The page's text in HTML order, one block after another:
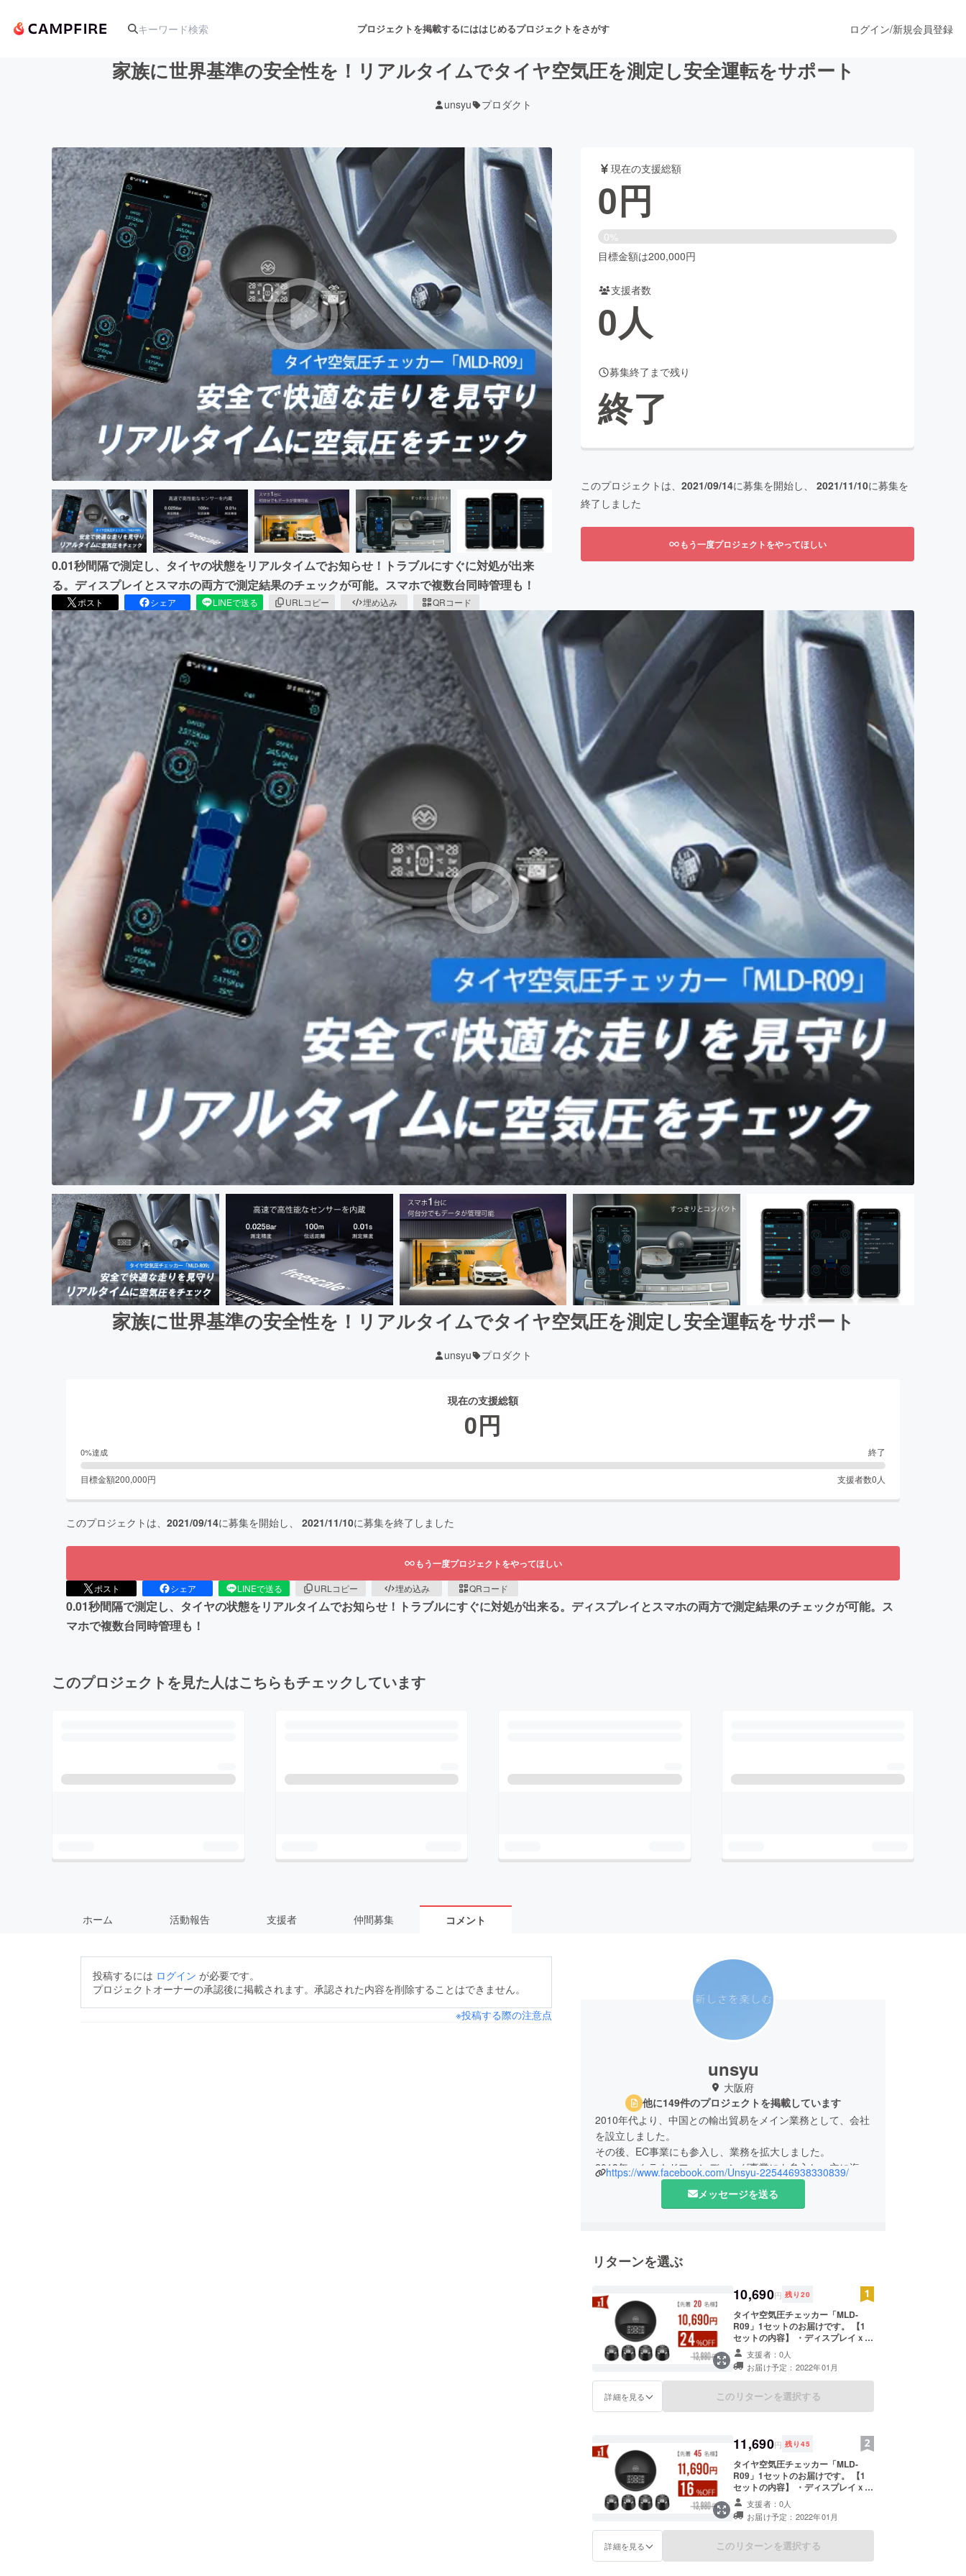
プロジェクトを掲載するにははじめるプロジェクトをさがす
アート・写真 音楽 舞台・パフォーマンス
テクノロジー・ガジェット ゲーム・サービス開発 フード・飲食店
映像・映画 書籍・雑誌出版 アニメ・漫画
ビジネス・起業 チャレンジ ビューティー・ヘルスケア
まちづくり・地域活性化
CAMPFIRE for Social GoodCAMPFIRE Creation
CAMPFIREふるさと納税machi-yaコミュニティ
ログイン/新規会員登録
家族に世界基準の安全性を！リアルタイムでタイヤ空気圧を測定し安全運転をサポート
unsyu プロダクト
0.01秒間隔で測定し、タイヤの状態をリアルタイムでお知らせ！トラブルにすぐに対処が出来
る。ディスプレイとスマホの両方で測定結果のチェックが可能。スマホで複数台同時管理も！
ポスト シェア LINEで送る URLコピー 埋め込み QRコード
現在の支援総額
0円
0%
目標金額は200,000円
支援者数
0人
募集終了まで残り
終了
このプロジェクトは、 2021/09/14に募集を開始し、 2021/11/10に募集を
終了しました
もう一度プロジェクトをやってほしい
家族に世界基準の安全性を！リアルタイムでタイヤ空気圧を測定し安全運転をサポート
unsyu プロダクト
現在の支援総額
0円
0%達成 終了
目標金額200,000円 支援者数0 人
このプロジェクトは、 2021/09/14に募集を開始し、 2021/11/10に募集を終了しました
もう一度プロジェクトをやってほしい
ポスト シェア LINEで送る URLコピー 埋め込み QRコード
0.01秒間隔で測定し、タイヤの状態をリアルタイムでお知らせ！トラブルにすぐに対処が出来る。ディスプレイとスマホの両方で測定結果のチェックが可能。ス
マホで複数台同時管理も！
このプロジェクトを見た人はこちらもチェックしています
ホーム 活動報告 支援者 仲間募集 コメント
投稿するには ログイン が必要です。
プロジェクトオーナーの承認後に掲載されます。承認された内容を削除することはできません。
※投稿する際の注意点
unsyu
大阪府
他に149件のプロジェクトを掲載しています
2010年代より、中国との輸出貿易をメイン業務として、会社
を設立しました。
その後、EC事業にも参入し、業務を拡大しました。
2018年、クラウドファンディング事業にも参入し、主に海外
から斬新なる高品質電子製品を日本へ輸入し、日本のお客様
https://www.facebook.com/Unsyu-225446938330839/
メッセージを送る
リターンを選ぶ
10,690円 残り 20
タイヤ空気圧チェッカー「MLD-
R09」1セットのお届けです。 【1
セットの内容】 ・ディスプレイｘ1
・外付けセンサーｘ4 ・ボタン電池
ｘ4 ・防犯ナットｘ4 ・レンチｘ1
・ストラップｘ1 ・充電ケーブルｘ
1 ・マグネットシールｘ1 ・取扱説
明書ｘ1 ※お届け時期は、生産、配
関しましては一部変更になる可能性
もございます。ご了承ください。
支援者：0人
お届け予定：2022年01月
詳細を見る このリターンを選択する
11,690円 残り 45
タイヤ空気圧チェッカー「MLD-
R09」1セットのお届けです。 【1
セットの内容】 ・ディスプレイｘ1
・外付けセンサーｘ4 ・ボタン電池
ｘ4 ・防犯ナットｘ4 ・レンチｘ1
・ストラップｘ1 ・充電ケーブルｘ
1 ・マグネットシールｘ1 ・取扱説
明書ｘ1 ※お届け時期は、生産、配
支援者：0人
お届け予定：2022年01月
詳細を見る このリターンを選択する